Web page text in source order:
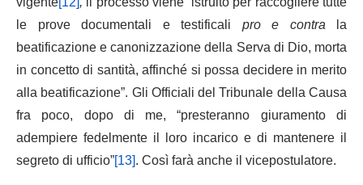
le prove documentali e testificalipro e contrala
beatificazione e canonizzazione della Serva di Dio, morta
in concetto di santità, affinché si possa decidere in merito
alla beatificazione”. Gli Officiali del Tribunale della Causa
fra poco, dopo di me, “presteranno giuramento di
adempiere fedelmente il loro incarico e di mantenere il
segreto di ufficio”[13]. Così farà anche il vicepostulatore.